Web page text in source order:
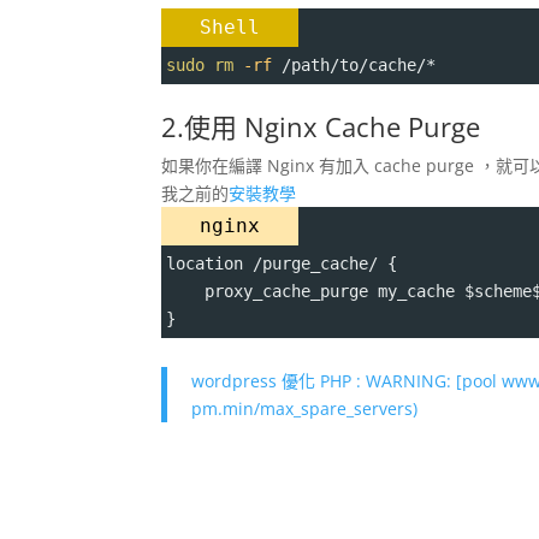
Shell
sudo rm -rf /path/to/cache/*
2.使用 Nginx Cache Purge
如果你在編譯 Nginx 有加入 cache purge ，就可
我之前的安裝教學
nginx
location /purge_cache/ {
proxy_cache_purge my_cache
}
wordpress 優化 PHP : WARNING: [pool
pm.min/max_spare_servers)